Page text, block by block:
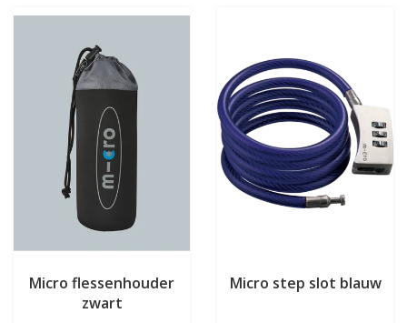
Micro flessenhouder
zwart
Micro step slot blauw